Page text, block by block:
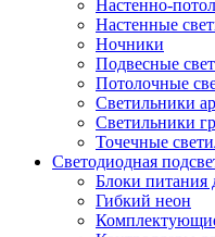
Настенно-
Настенные
Ночники
Подвесные
Потолочные
Светильники
Светильники
Точечные
Светодиодная
Блоки питания
Гибкий неон